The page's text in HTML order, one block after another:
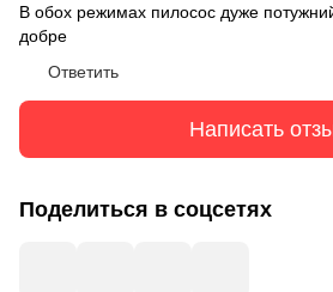
В обох режимах пилосос дуже
добре
Ответить
Написать
Поделиться в соцсетях